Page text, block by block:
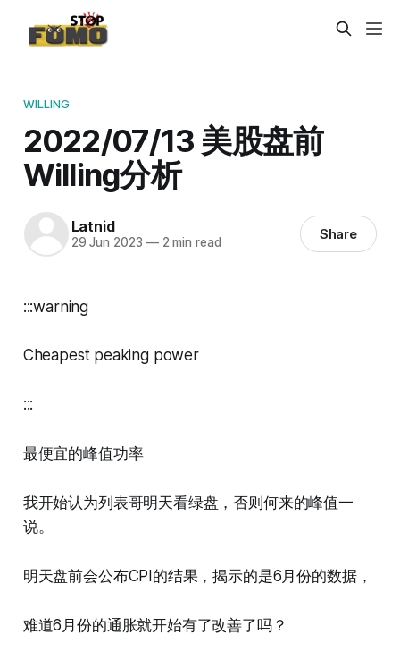
WILLING
2022/07/13 美股盘前
Willing分析
Latnid
29 Jun 2023 —2 min read Share
:::warning
Cheapest peaking power
:::
最便宜的峰值功率
我开始认为列表哥明天看绿盘，否则何来的峰值一
说。
明天盘前会公布CPI的结果，揭示的是6月份的数据，
难道6月份的通胀就开始有了改善了吗？